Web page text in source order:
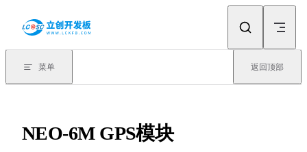
菜单 返回顶部
NEO-6M GPS模块